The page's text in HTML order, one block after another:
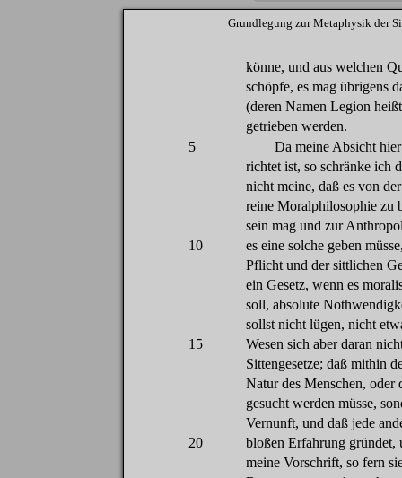
Grundlegung zurMetaphysik der
könne, und aus welchen
schöpfe, es mag übrigens
(deren Namen Legion heißt
getrieben werden.
5
Da meineAbsicht hier
richtetist, so schränke ich
nicht meine, daß es von der
reine Moralphilosophie zu
sein mag und zur
10
es eine solche geben müsse
Pflichtund der sittlichen
ein Gesetz, wenn es
soll, absolute
sollst nichtlügen, nicht
15
Wesen sich aber daran
Sittengesetze; daß mithin
Naturdes Menschen, oder
gesucht werden müsse,
Vernunft, und daß jede
20
bloßen Erfahrung gründet,
meine Vorschrift, so fern